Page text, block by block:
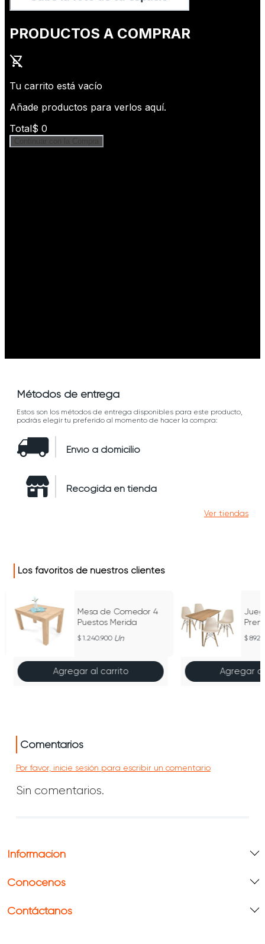
Métodos de entrega
Estos son los métodos de entrega disponibles para este producto,
podrás elegir tu preferido al momento de hacer la compra:
Envío a domicilio
Recogida en tienda
Ver tiendas
Los favoritos de nuestros clientes
Mesa de Comedor 4
Puestos Merida
1.240.900 Un
Agregar al carrito Agregar
Comentarios
Por favor, inicie sesión para escribir un comentario
Sin comentarios.
Información
Conócenos
Contáctanos